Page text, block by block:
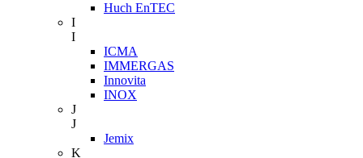
Huch EnTEC
I
I
ICMA
IMMERGAS
Innovita
INOX
J
J
Jemix
K